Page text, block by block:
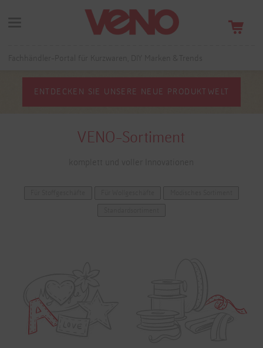
ENTDECKEN SIE UNSERE NEUE PRODUKTWELT
VENO-Sortiment